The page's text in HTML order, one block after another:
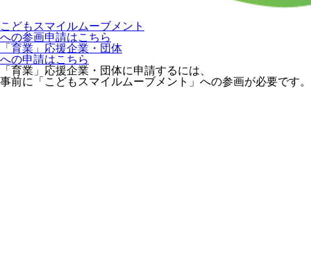
こどもスマイルムーブメント
への参画申請はこちら
「育業」応援企業・団体
への申請はこちら
「育業」応援企業・団体に申請するには、
事前に「こどもスマイルムーブメント」への参画が必要です。